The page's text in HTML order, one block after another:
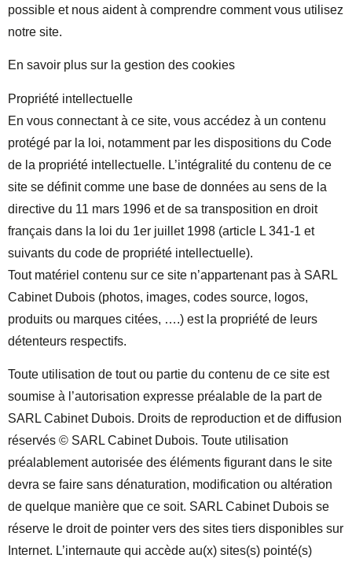
possible et nous aident à comprendre comment vous utilisez
notre site.
En savoir plus sur la gestion des cookies
Propriété intellectuelle
En vous connectant à ce site, vous accédez à un contenu
protégé par la loi, notamment par les dispositions du Code
de la propriété intellectuelle. L’intégralité du contenu de ce
site se définit comme une base de données au sens de la
directive du 11 mars 1996 et de sa transposition en droit
français dans la loi du 1er juillet 1998 (article L 341-1 et
suivants du code de propriété intellectuelle).
Tout matériel contenu sur ce site n’appartenant pas à SARL
Cabinet Dubois (photos, images, codes source, logos,
produits ou marques citées, ….) est la propriété de leurs
détenteurs respectifs.
Toute utilisation de tout ou partie du contenu de ce site est
soumise à l’autorisation expresse préalable de la part de
SARL Cabinet Dubois. Droits de reproduction et de diffusion
réservés © SARL Cabinet Dubois. Toute utilisation
préalablement autorisée des éléments figurant dans le site
devra se faire sans dénaturation, modification ou altération
de quelque manière que ce soit. SARL Cabinet Dubois se
réserve le droit de pointer vers des sites tiers disponibles sur
Internet. L’internaute qui accède au(x) sites(s) pointé(s)